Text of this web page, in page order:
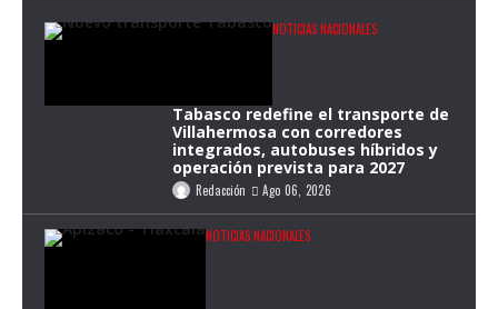
NOTICIAS NACIONALES
Tabasco redefine el transporte de
Villahermosa con corredores
integrados, autobuses híbridos y
operación prevista para 2027
Redacción Ago 06, 2026
NOTICIAS NACIONALES